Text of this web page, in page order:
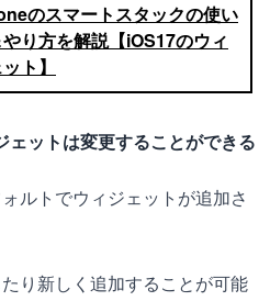
のスマートスタックの使い
り方を解説【iOS17のウィ
ト】
ェットは変更することができる
ルトでウィジェットが追加さ
り新しく追加することが可能